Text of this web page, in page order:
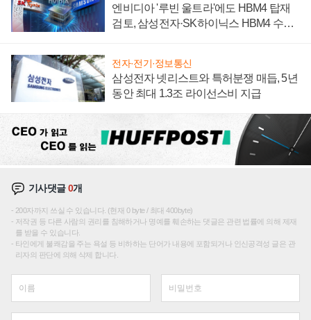
엔비디아 '루빈 울트라'에도 HBM4 탑재
검토, 삼성전자·SK하이닉스 HBM4 수율
전자·전기·정보통신
삼성전자 넷리스트와 특허분쟁 매듭, 5년
동안 최대 1.3조 라이선스비 지급
기사댓글0개
200자까지 쓰실 수 있습니다. (현재 0 byte / 최대 400byte)
저작권 등 다른 사람의 권리를 침해하거나 명예를 훼손하는 댓글은 관련 법률에 의해 제재
를 받을 수 있습니다.
타인에게 불쾌감을 주는 욕설 등 비하하는 단어가 내용에 포함되거나 인신공격성 글은 관
리자의 판단에 의해 삭제 합니다.